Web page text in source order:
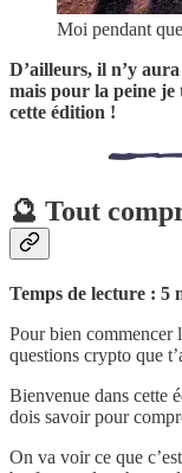
Moi pendant
D’ailleurs, il n’y
mais pour la peine je
cette édition !
🔮 Tout
Temps de lecture : 5
Pour bien commencer
questions crypto que
Bienvenue dans cette
dois savoir pour
On va voir ce que